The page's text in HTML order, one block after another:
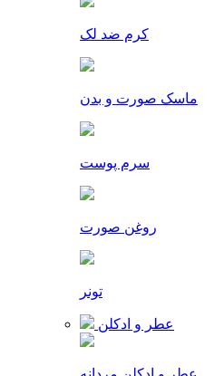
کرم ضد لک
ماسک صورت و بدن
سرم پوست
روغن صورت
تونر
عطر و ادکلن